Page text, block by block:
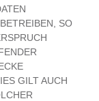
SO
GILT AUCH